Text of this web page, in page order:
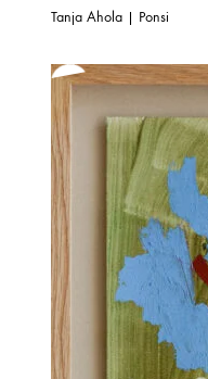
Tanja Ahola | Ponsi